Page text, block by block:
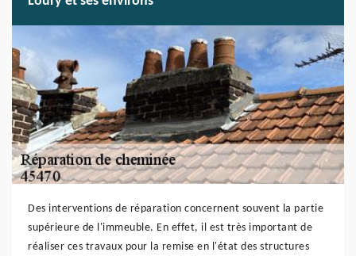
Des interventions de réparation concernent souvent la partie
supérieure de l'immeuble. En effet, il est très important de
réaliser ces travaux pour la remise en l'état des structures